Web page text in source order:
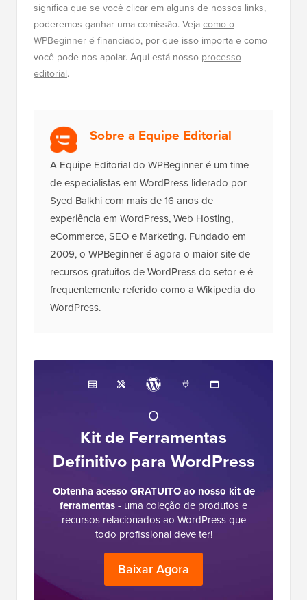
significa que se você clicar em alguns de nossos links,
poderemos ganhar uma comissão. Vejacomo o
WPBeginner é financiado, por que isso importa e como
você pode nos apoiar. Aqui está nosso processo
editorial.
Sobre a Equipe Editorial
A Equipe Editorial do WPBeginner é um time
de especialistas em WordPress liderado por
Syed Balkhi com mais de 16 anos de
experiência em WordPress, Web Hosting,
eCommerce, SEO e Marketing. Fundado em
2009, o WPBeginner é agora o maior site de
recursos gratuitos de WordPress do setor e é
frequentemente referido como a Wikipedia do
WordPress.
O
Kit de Ferramentas
Definitivo para WordPress
Obtenha acesso GRATUITO ao nosso kit de
ferramentas- uma coleção de produtos e
recursos relacionados ao WordPress que
todo profissional deve ter!
Baixar Agora